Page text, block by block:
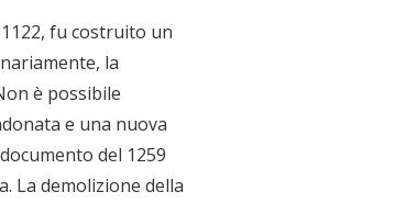
fu costruito un
la
è possibile
e una nuova
del 1259
La demolizione della